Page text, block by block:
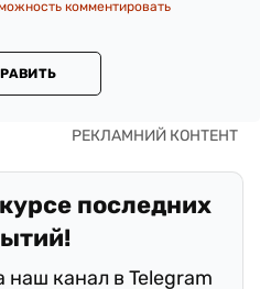
комментировать
последних
канал в Telegram